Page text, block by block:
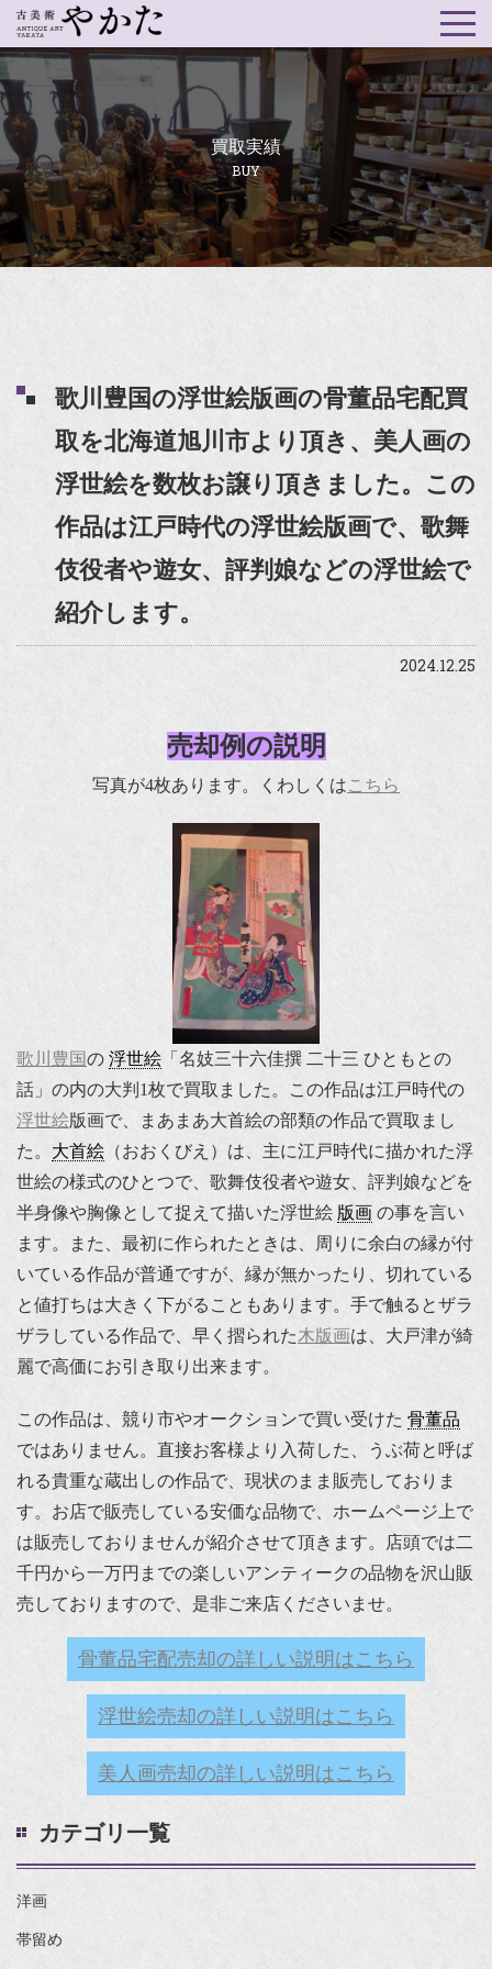
買取実績
BUY
歌川豊国の浮世絵版画の骨董品宅配買
取を北海道旭川市より頂き、美人画の
浮世絵を数枚お譲り頂きました。この
作品は江戸時代の浮世絵版画で、歌舞
伎役者や遊女、評判娘などの浮世絵で
紹介します。
2024.12.25
売却例の説明
写真が4枚あります。くわしくはこちら
歌川豊国の 浮世絵 「名妓三十六佳撰 二十三 ひともとの
話」の内の大判1枚で買取ました。この作品は江戸時代の
浮世絵版画で、まあまあ大首絵の部類の作品で買取まし
た。 大首絵 （おおくびえ）は、主に江戸時代に描かれた浮
世絵の様式のひとつで、歌舞伎役者や遊女、評判娘などを
半身像や胸像として捉えて描いた浮世絵 版画 の事を言い
ます。また、最初に作られたときは、周りに余白の縁が付
いている作品が普通ですが、縁が無かったり、切れている
と値打ちは大きく下がることもあります。手で触るとザラ
ザラしている作品で、早く摺られた木版画は、大戸津が綺
麗で高価にお引き取り出来ます。
この作品は、競り市やオークションで買い受けた 骨董品
ではありません。直接お客様より入荷した、うぶ荷と呼ば
れる貴重な蔵出しの作品で、現状のまま販売しておりま
す。お店で販売している安価な品物で、ホームページ上で
は販売しておりませんが紹介させて頂きます。店頭では二
千円から一万円までの楽しいアンティークの品物を沢山販
売しておりますので、是非ご来店くださいませ。
骨董品宅配売却の詳しい説明はこちら
浮世絵売却の詳しい説明はこちら
美人画売却の詳しい説明はこちら
カテゴリ一覧
洋画
帯留め